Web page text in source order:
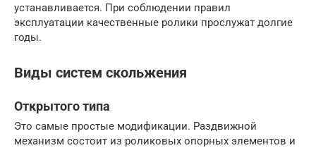
устанавливается. При соблюдении правил
эксплуатации качественные ролики прослужат долгие
годы.
Виды систем скольжения
Открытого типа
Это самые простые модификации. Раздвижной
механизм состоит из роликовых опорных элементов и